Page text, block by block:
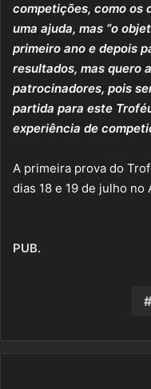
competições, como os
uma ajuda, mas “o
primeiro ano e depois
resultados, mas quero
patrocinadores, pois
partida para este
experiência de
A primeira prova do
dias 18 e 19 de julho no
PUB.